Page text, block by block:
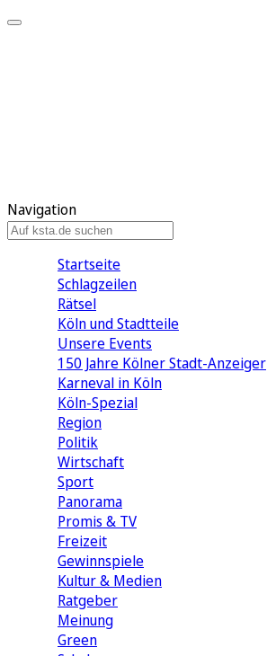
Navigation
Startseite
Schlagzeilen
Rätsel
Köln und Stadtteile
Unsere Events
150 Jahre Kölner Stadt-Anzeiger
Karneval in Köln
Köln-Spezial
Region
Politik
Wirtschaft
Sport
Panorama
Promis & TV
Freizeit
Gewinnspiele
Kultur & Medien
Ratgeber
Meinung
Green